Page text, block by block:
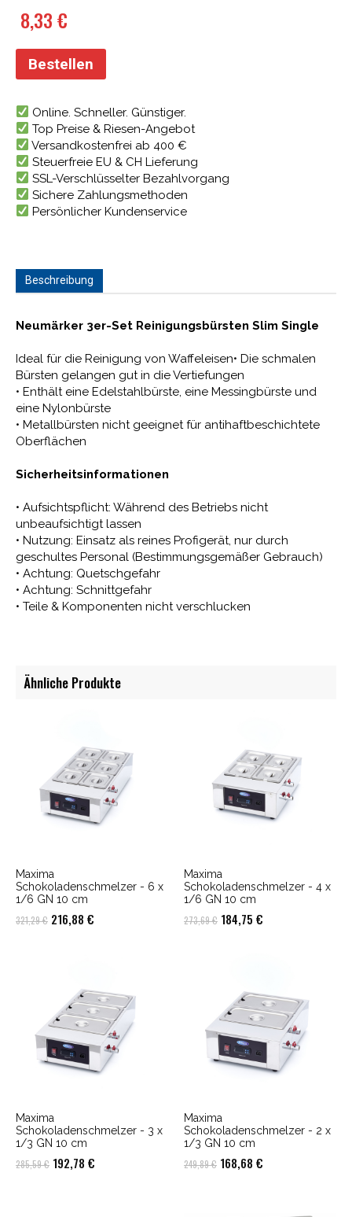
8,33€
Bestellen
Online. Schneller. Günstiger.
Top Preise & Riesen-Angebot
Versandkostenfrei ab 400 €
Steuerfreie EU & CH Lieferung
SSL-Verschlüsselter Bezahlvorgang
Sichere Zahlungsmethoden
Persönlicher Kundenservice
Beschreibung
Neumärker 3er-Set Reinigungsbürsten Slim Single
Ideal für die Reinigung von Waffeleisen• Die schmalen
Bürsten gelangen gut in die Vertiefungen
• Enthält eine Edelstahlbürste, eine Messingbürste und
eine Nylonbürste
• Metallbürsten nicht geeignet für antihaftbeschichtete
Oberflächen
Sicherheitsinformationen
• Aufsichtspflicht: Während des Betriebs nicht
unbeaufsichtigt lassen
• Nutzung: Einsatz als reines Profigerät, nur durch
geschultes Personal (Bestimmungsgemäßer Gebrauch)
• Achtung: Quetschgefahr
• Achtung: Schnittgefahr
• Teile & Komponenten nicht verschlucken
Ähnliche Produkte
Maxima
Schokoladenschmelzer - 6 x
1/6 GN 10 cm
321,29€ Ursprünglicher
216,88 €
Maxima
Schokoladenschmelzer - 4 x
1/6 GN 10 cm
273,69€ Ursprünglicher
184,75 €
Maxima
Schokoladenschmelzer - 3 x
1/3 GN 10 cm
285,59€ Ursprünglicher
192,78 €
Maxima
Schokoladenschmelzer - 2 x
1/3 GN 10 cm
249,89€ Ursprünglicher
168,68 €